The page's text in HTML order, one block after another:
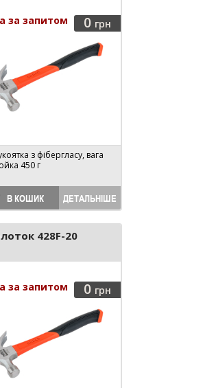
0 грн
за запитом
з фібергласу, вага
450 г
В КОШИК ДЕТАЛЬНІШЕ
428F-20
0 грн
за запитом